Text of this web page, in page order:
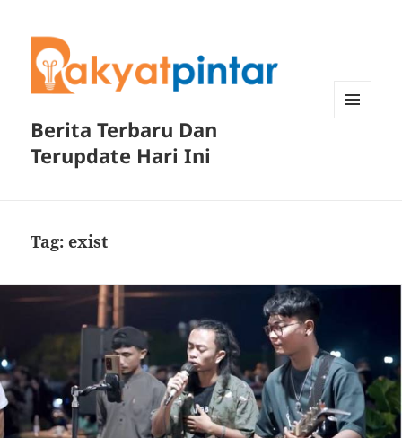
Berita Terbaru Dan
Terupdate Hari Ini
Tag:exist